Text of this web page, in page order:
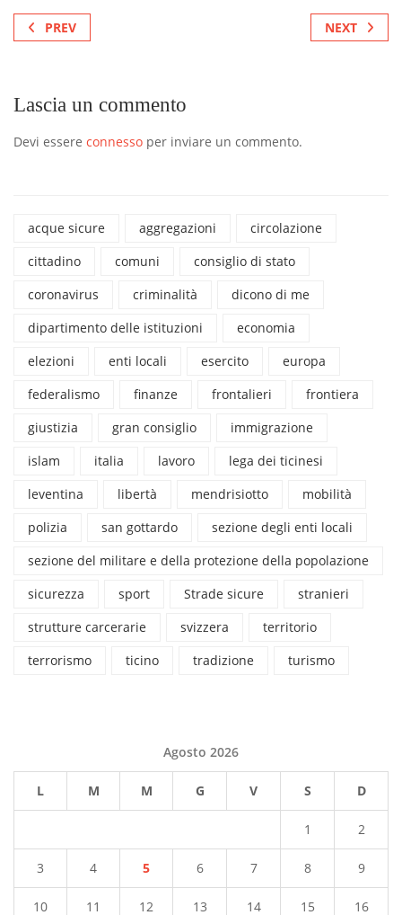
PREV NEXT
Lascia un commento
Devi essere connesso per inviare un commento.
acque sicure aggregazioni
circolazione
cittadino
comuni
consiglio di stato
coronavirus
criminalità
dicono di me
dipartimento delle istituzioni
economia
elezioni
enti locali esercito
europa
federalismo
finanze frontalieri
frontiera
giustizia
gran consiglio
immigrazione
islam
italia lavoro
lega dei ticinesi
leventina
libertà mendrisiotto
mobilità
polizia
san gottardo
sezione degli enti locali
sezione del militare e della protezione della popolazione
sicurezza
sport Strade sicure
stranieri
strutture carcerarie
svizzera
territorio
terrorismo
ticino tradizione turismo
Agosto 2026
L M M G V S D
1 2
3 4 5 6 7 8 9
10 11 12 13 14 15 16